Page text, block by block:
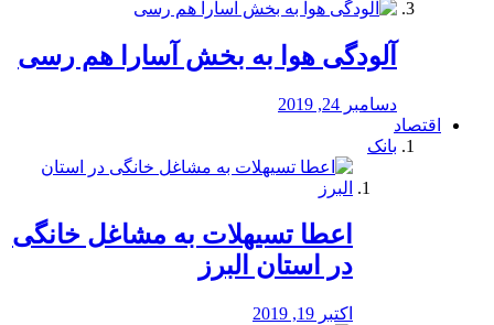
آلودگی هوا به بخش آسارا هم رسی
دسامبر 24, 2019
اقتصاد
بانک
️اعطا تسیهلات به مشاغل خانگی
در استان البرز
اکتبر 19, 2019